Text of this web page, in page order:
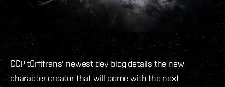
CCP t0rfifrans' newest dev blog details the new
character creator that will come with the next